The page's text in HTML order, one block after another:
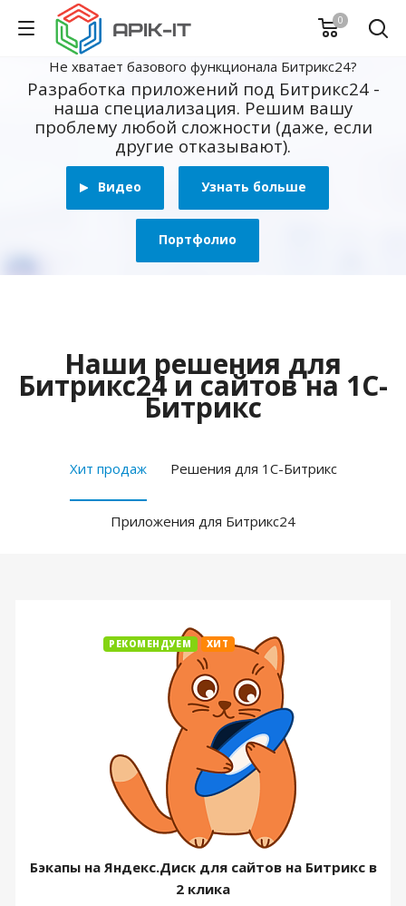
0
Не хватает базового функционала Битрикс24?
Разработка приложений под Битрикс24 -
наша специализация. Решим вашу
проблему любой сложности (даже, если
другие отказывают).
Видео Узнать больше
Портфолио
Наши решения для
Битрикс24 и сайтов на 1С-
Битрикс
Хит продаж Решения для 1С-Битрикс
Приложения для Битрикс24
РЕКОМЕНДУЕМ ХИТ
Бэкапы на Яндекс.Диск для сайтов на Битрикс в
2 клика